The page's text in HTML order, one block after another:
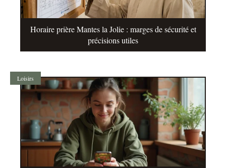
Horaire prière Mantes la Jolie : marges de sécurité et
précisions utiles
Loisirs